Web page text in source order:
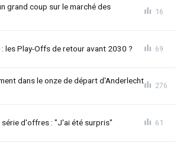
grand coup sur le marché des
16
les Play-Offs de retour avant 2030 ? 69
dans le onze de départ d'Anderlecht
276
série d'offres : "J'ai été surpris" 61